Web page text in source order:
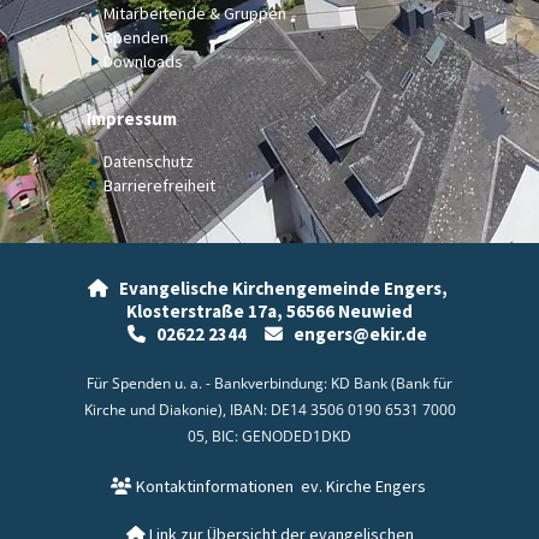
Mitarbeitende & Gruppen
Spenden
Downloads
Impressum
Datenschutz
Barrierefreiheit

Evangelische Kirchengemeinde Engers,
Klosterstraße 17a, 56566 Neuwied
02622 2344 engers@ekir.de
Für Spenden u. a. - Bankverbindung: KD Bank (Bank für
Kirche und Diakonie), IBAN: DE14 3506 0190 6531 7000
05, BIC: GENODED1DKD
Kontaktinformationen ev. Kirche Engers
Link zur Übersicht der evangelischen